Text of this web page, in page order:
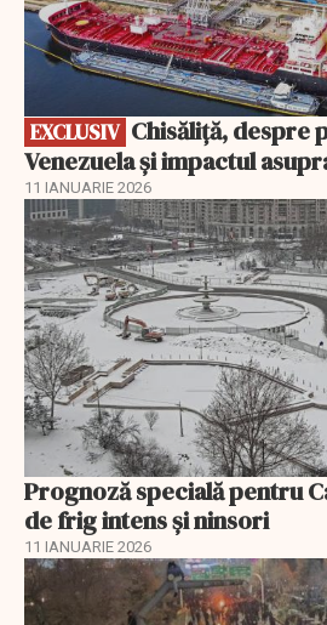
EXCLUSIV
Venezuela și impactul
11 IANUARIE 2026
Prognoză specială pentru
de frig intens și ninsori
11 IANUARIE 2026